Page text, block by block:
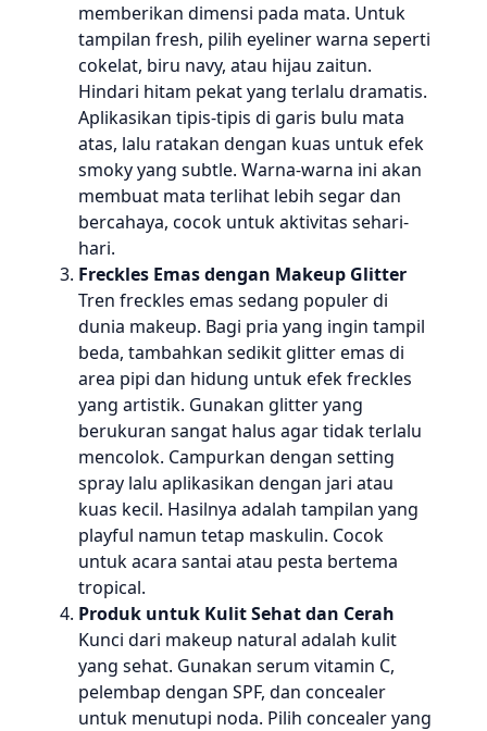
memberikan dimensi pada mata. Untuk
tampilan fresh, pilih eyeliner warna seperti
cokelat, biru navy, atau hijau zaitun.
Hindari hitam pekat yang terlalu dramatis.
Aplikasikan tipis-tipis di garis bulu mata
atas, lalu ratakan dengan kuas untuk efek
smoky yang subtle. Warna-warna ini akan
membuat mata terlihat lebih segar dan
bercahaya, cocok untuk aktivitas sehari-
hari.
Freckles Emas dengan Makeup Glitter
Tren freckles emas sedang populer di
dunia makeup. Bagi pria yang ingin tampil
beda, tambahkan sedikit glitter emas di
area pipi dan hidung untuk efek freckles
yang artistik. Gunakan glitter yang
berukuran sangat halus agar tidak terlalu
mencolok. Campurkan dengan setting
spray lalu aplikasikan dengan jari atau
kuas kecil. Hasilnya adalah tampilan yang
playful namun tetap maskulin. Cocok
untuk acara santai atau pesta bertema
tropical.
Produk untuk Kulit Sehat dan Cerah
Kunci dari makeup natural adalah kulit
yang sehat. Gunakan serum vitamin C,
pelembap dengan SPF, dan concealer
untuk menutupi noda. Pilih concealer yang